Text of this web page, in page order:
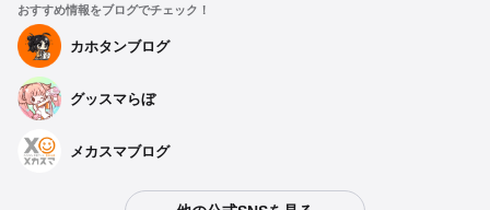
おすすめ情報をブログでチェック！
カホタンブログ
グッスマらぼ
メカスマブログ